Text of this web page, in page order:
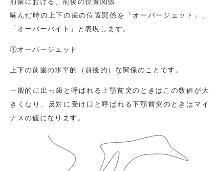
前歯における、前後の位置関係
噛んだ時の上下の歯の位置関係を「オーバージェット」、
「オーバーバイト」と表現します。
①オーバージェット
上下の前歯の水平的（前後的）な関係のことです。
一般的に出っ歯と呼ばれる上顎前突のときはこの数値が大
きくなり、反対に受け口と呼ばれる下顎前突のときはマイ
ナスの値になります。